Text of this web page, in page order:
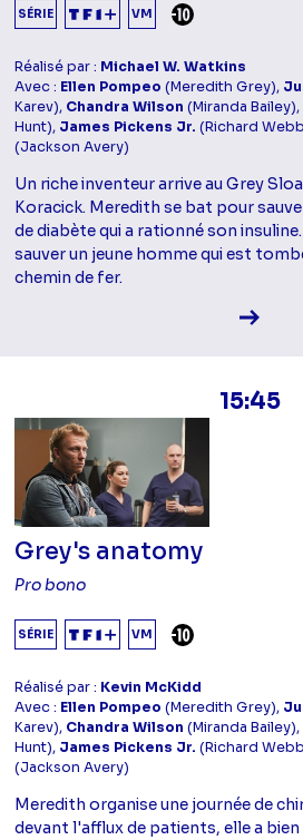
SÉRIE VM
Réalisé par : Michael W. Watkins
Avec : Ellen Pompeo (Meredith Grey),
Karev), Chandra Wilson (Miranda Bailey),
Hunt), James Pickens Jr. (Richard
(Jackson Avery)
Un riche inventeur arrive au Grey
Koracick. Meredith se bat pour
de diabète qui a rationné son
sauver un jeune homme qui est
chemin de fer.
Voir
15:45
Grey's anatomy
Pro bono
SÉRIE VM
Réalisé par : Kevin McKidd
Avec : Ellen Pompeo (Meredith Grey),
Karev), Chandra Wilson (Miranda Bailey),
Hunt), James Pickens Jr. (Richard
(Jackson Avery)
Meredith organise une journée de
devant l'afflux de patients, elle a